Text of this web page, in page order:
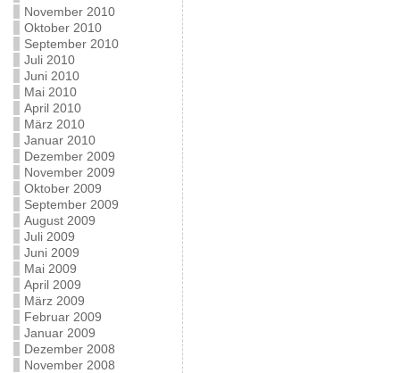
November 2010
Oktober 2010
September 2010
Juli 2010
Juni 2010
Mai 2010
April 2010
März 2010
Januar 2010
Dezember 2009
November 2009
Oktober 2009
September 2009
August 2009
Juli 2009
Juni 2009
Mai 2009
April 2009
März 2009
Februar 2009
Januar 2009
Dezember 2008
November 2008